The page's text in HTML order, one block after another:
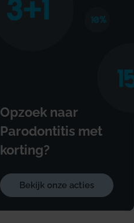
Opzoek naar
Parodontitis met
korting?
Bekijk onze acties